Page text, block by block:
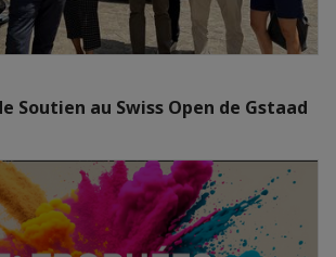
Soutien au Swiss Open de Gstaad